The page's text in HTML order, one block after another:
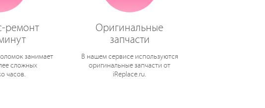
ремонт
занимает
сложных
часов.
Оригинальные
запчасти
В нашем сервисе используются
оригинальные запчасти от
iReplace.ru.